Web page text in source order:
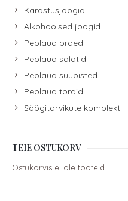
Karastusjoogid
Alkohoolsed joogid
Peolaua praed
Peolaua salatid
Peolaua suupisted
Peolaua tordid
Söögitarvikute komplekt
TEIE OSTUKORV
Ostukorvis ei ole tooteid.